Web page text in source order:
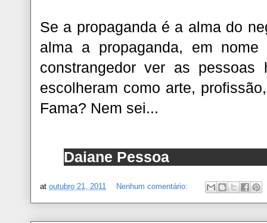
Se a propaganda é a alma do
alma a propaganda, em
constrangedor ver as pessoas
escolheram como arte,
Fama? Nem sei...
Daiane Pessoa
at outubro 21, 2011 Nenhum comentário: